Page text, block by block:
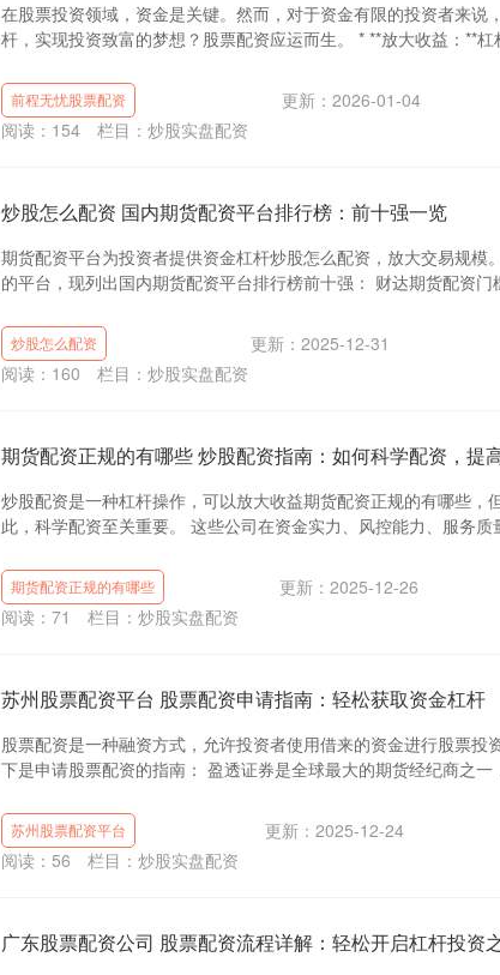
在股票投资领域，资金是关键。然而，对于资金有限的投资者来说
杆，实现投资致富的梦想？股票配资应运而生。 * **放大收益：**
前程无忧股票配资 更新：2026-01-04
阅读： 154 栏目： 炒股实盘配资
炒股怎么配资 国内期货配资平台排行榜：前十强一览
期货配资平台为投资者提供资金杠杆炒股怎么配资，放大交易规模
的平台，现列出国内期货配资平台排行榜前十强： 财达期货配资
炒股怎么配资 更新：2025-12-31
阅读： 160 栏目： 炒股实盘配资
期货配资正规的有哪些 炒股配资指南：如何科学配资，提
炒股配资是一种杠杆操作，可以放大收益期货配资正规的有哪些，
此，科学配资至关重要。 这些公司在资金实力、风控能力、服务
期货配资正规的有哪些 更新：2025-12-26
阅读： 71 栏目： 炒股实盘配资
苏州股票配资平台 股票配资申请指南：轻松获取资金杠杆
股票配资是一种融资方式，允许投资者使用借来的资金进行股票投
下是申请股票配资的指南： 盈透证券是全球最大的期货经纪商之
苏州股票配资平台 更新：2025-12-24
阅读： 56 栏目： 炒股实盘配资
广东股票配资公司 股票配资流程详解：轻松开启杠杆投资